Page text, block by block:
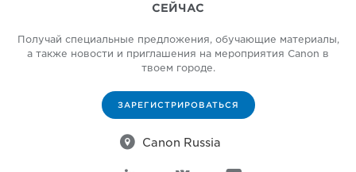
СЕЙЧАС
Получай специальные предложения, обучающие материалы,
а также новости и приглашения на мероприятия Canon в
твоем городе.
ЗАРЕГИСТРИРОВАТЬСЯ
 Canon Russia